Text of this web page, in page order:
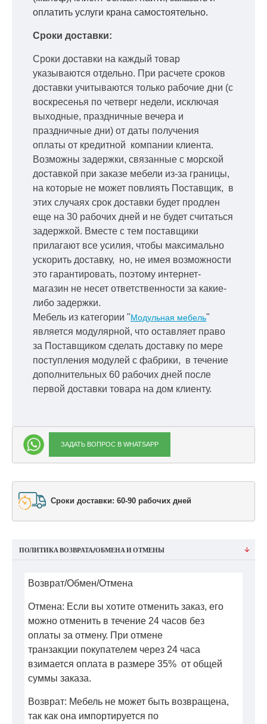
оплатить услуги крана самостоятельно.
Сроки доставки:
Сроки доставки на каждый товар
указываются отдельно. При расчете сроков
доставки учитываются только рабочие дни (с
воскресенья по четверг недели, исключая
выходные, праздничные вечера и
праздничные дни) от даты получения
оплаты от кредитной компании клиента.
Возможны задержки, связанные с морской
доставкой при заказе мебели из-за границы,
на которые не может повлиять Поставщик, в
этих случаях срок доставки будет продлен
еще на 30 рабочих дней и не будет считаться
задержкой. Вместе с тем поставщики
прилагают все усилия, чтобы максимально
ускорить доставку, но, не имея возможности
это гарантировать, поэтому интернет-
магазин не несет ответственности за какие-
либо задержки.
Мебель из категории "Модульная мебель"
является модулярной, что оставляет право
за Поставщиком сделать доставку по мере
поступления модулей с фабрики, в течение
дополнительных 60 рабочих дней после
первой доставки товара на дом клиенту.
ЗАДАТЬ ВОПРОС В WHATSAPP
Сроки доставки: 60-90 рабочих дней
ПОЛИТИКА ВОЗВРАТА/ОБМЕНА И ОТМЕНЫ
Возврат/Обмен/Отмена
Отмена: Если вы хотите отменить заказ, его
можно отменить в течение 24 часов без
оплаты за отмену. При отмене
транзакции покупателем через 24 часа
взимается оплата в размере 35% от общей
суммы заказа.
Возврат: Мебель не может быть возвращена,
так как она импортируется по